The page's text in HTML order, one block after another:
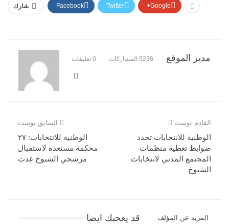
شارك Facebook Twitter Google+
مدير الموقع 5236 المشاركات 0 تعليقات
السابق بوست
الوطنية للانتخابات: ٢٧
محكمة مستعدة لاستقبال
مرشحي الشيوخ غدت
القادم بوست
الوطنية للانتخابات تحدد
ضوابط تغطية منظمات
المجتمع المدني لانتخابات
الشيوخ
قد يعجبك ايضا المزيد عن المؤلف